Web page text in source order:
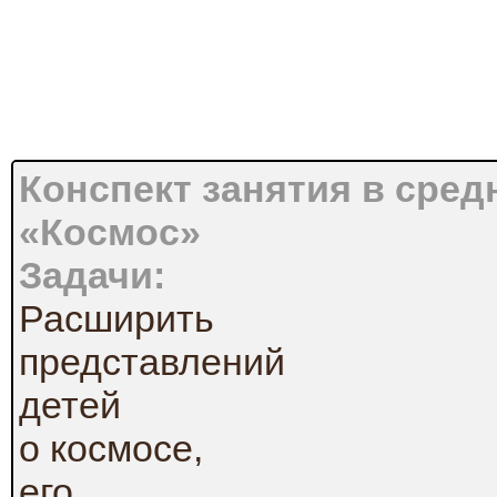
Конспект занятия в
«Космос»
Задачи:
Расширить
представлений
детей
о космосе,